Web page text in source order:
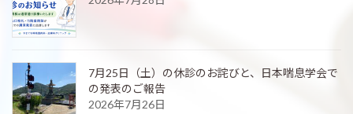
7月25日（土）の休診のお詫びと、日本喘息学会で
の発表のご報告
2026年7月26日